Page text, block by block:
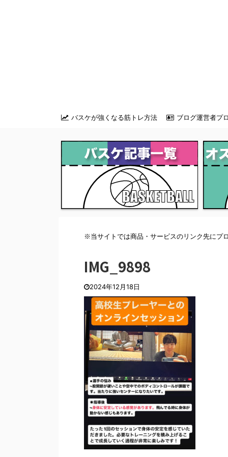
バスケが強くなる筋トレ方法 ブログ運営者プ
※当サイトでは商品・サービスのリンク先にプ
IMG_9898
2024年12月18日